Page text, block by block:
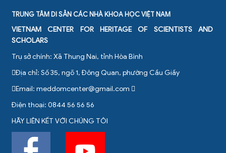
TRUNG TÂM DI SẢN CÁC NHÀ KHOA HỌC VIỆT NAM
VIETNAM CENTER FOR HERITAGE OF SCIENTISTS AND
SCHOLARS
Trụ sở chính: Xã Thung Nai, tỉnh Hòa Bình
Địa chỉ: Số 35, ngõ 1, Đông Quan, phường Cầu Giấy
Email: meddomcenter@gmail.com
Điện thoại: 0844 56 56 56
HÃY LIÊN KẾT VỚI CHÚNG TÔI